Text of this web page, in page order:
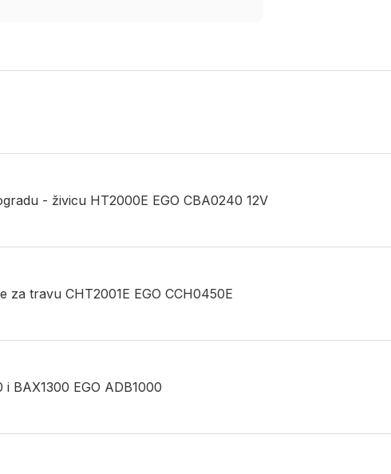
- živicu HT2000E EGO CBA0240 12V
za travu CHT2001E EGO CCH0450E
BAX1300 EGO ADB1000